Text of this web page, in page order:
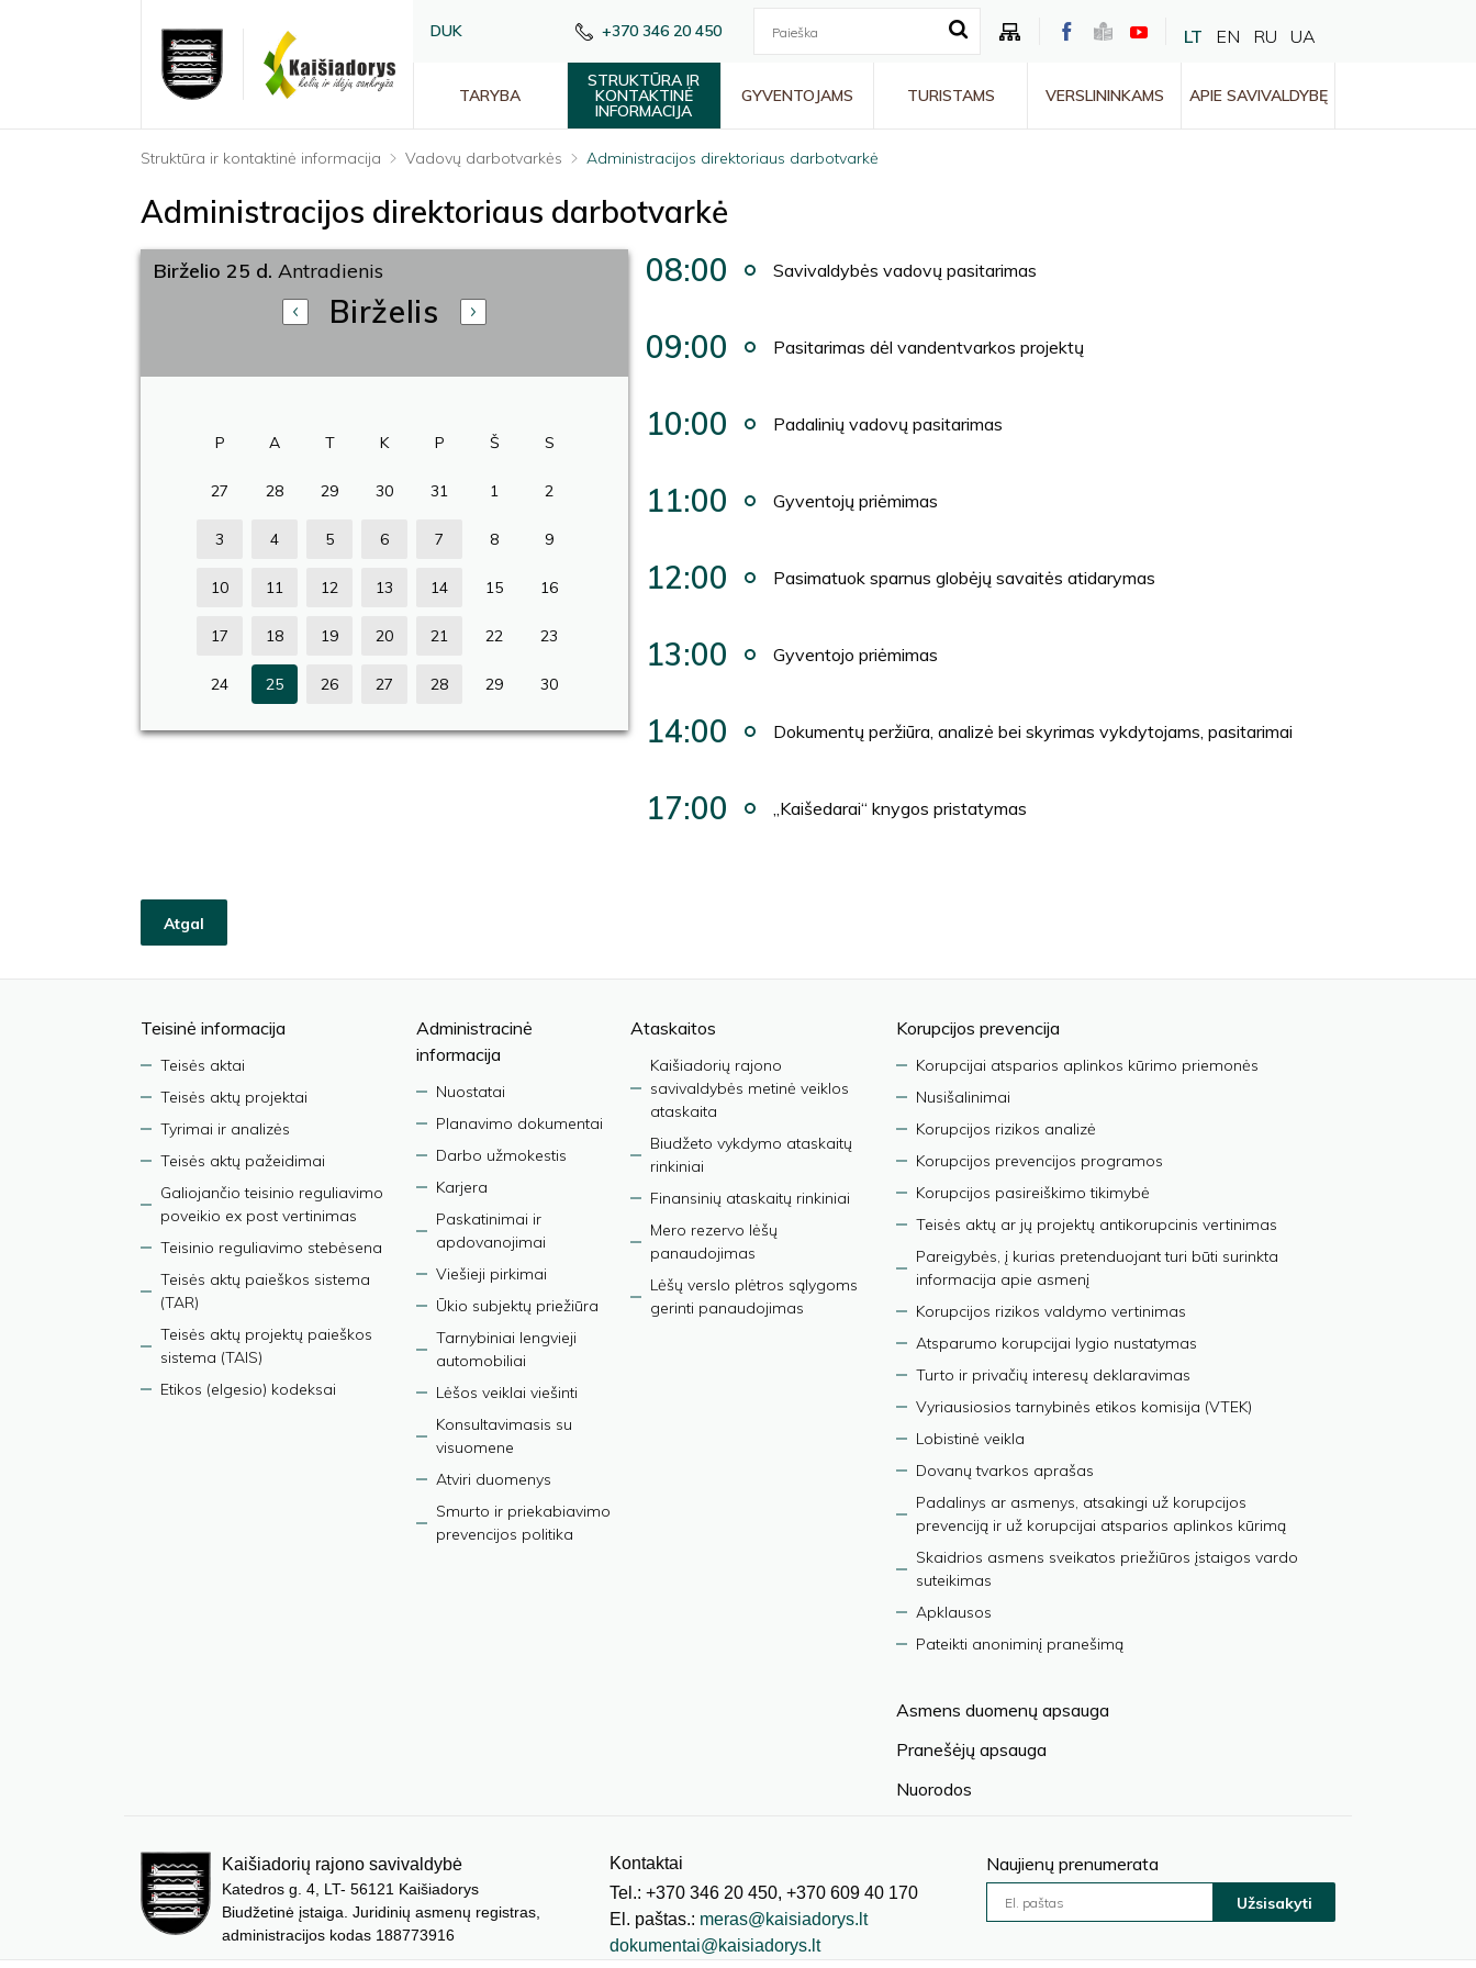
DUK +370 346 20 450 LT EN RU UA
TARYBA
STRUKTŪRA IR
KONTAKTINĖ
INFORMACIJA
GYVENTOJAMS TURISTAMS VERSLININKAMS APIE SAVIVALDYBĘ
Struktūra ir kontaktinė informacija Vadovų darbotvarkės Administracijos direktoriaus darbotvarkė
Administracijos direktoriaus darbotvarkė
Birželio 25 d. Antradienis
Birželis
P A T K P Š S
27 28 29 30 31 1 2
3 4 5 6 7 8 9
10 11 12 13 14 15 16
17 18 19 20 21 22 23
24 25 26 27 28 29 30
08:00 Savivaldybės vadovų pasitarimas
09:00 Pasitarimas dėl vandentvarkos projektų
10:00 Padalinių vadovų pasitarimas
11:00 Gyventojų priėmimas
12:00 Pasimatuok sparnus globėjų savaitės atidarymas
13:00 Gyventojo priėmimas
14:00 Dokumentų peržiūra, analizė bei skyrimas vykdytojams, pasitarimai
17:00 „Kaišedarai“ knygos pristatymas
Atgal
Teisinė informacija
Teisės aktai
Teisės aktų projektai
Tyrimai ir analizės
Teisės aktų pažeidimai
Galiojančio teisinio reguliavimo
poveikio ex post vertinimas
Teisinio reguliavimo stebėsena
Teisės aktų paieškos sistema
(TAR)
Teisės aktų projektų paieškos
sistema (TAIS)
Etikos (elgesio) kodeksai
Administracinė
informacija
Nuostatai
Planavimo dokumentai
Darbo užmokestis
Karjera
Paskatinimai ir
apdovanojimai
Viešieji pirkimai
Ūkio subjektų priežiūra
Tarnybiniai lengvieji
automobiliai
Lėšos veiklai viešinti
Konsultavimasis su
visuomene
Atviri duomenys
Smurto ir priekabiavimo
prevencijos politika
Ataskaitos
Kaišiadorių rajono
savivaldybės metinė veiklos
ataskaita
Biudžeto vykdymo ataskaitų
rinkiniai
Finansinių ataskaitų rinkiniai
Mero rezervo lėšų
panaudojimas
Lėšų verslo plėtros sąlygoms
gerinti panaudojimas
Korupcijos prevencija
Korupcijai atsparios aplinkos kūrimo priemonės
Nusišalinimai
Korupcijos rizikos analizė
Korupcijos prevencijos programos
Korupcijos pasireiškimo tikimybė
Teisės aktų ar jų projektų antikorupcinis vertinimas
Pareigybės, į kurias pretenduojant turi būti surinkta
informacija apie asmenį
Korupcijos rizikos valdymo vertinimas
Atsparumo korupcijai lygio nustatymas
Turto ir privačių interesų deklaravimas
Vyriausiosios tarnybinės etikos komisija (VTEK)
Lobistinė veikla
Dovanų tvarkos aprašas
Padalinys ar asmenys, atsakingi už korupcijos
prevenciją ir už korupcijai atsparios aplinkos kūrimą
Skaidrios asmens sveikatos priežiūros įstaigos vardo
suteikimas
Apklausos
Pateikti anoniminį pranešimą
Asmens duomenų apsauga
Pranešėjų apsauga
Nuorodos
Kaišiadorių rajono savivaldybė
Katedros g. 4, LT- 56121 Kaišiadorys
Biudžetinė įstaiga. Juridinių asmenų registras,
administracijos kodas 188773916
Kontaktai
Tel.: +370 346 20 450, +370 609 40 170
El. paštas.: meras@kaisiadorys.lt
dokumentai@kaisiadorys.lt
Naujienų prenumerata
Užsisakyti